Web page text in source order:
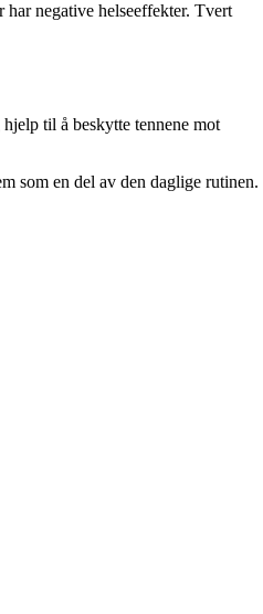
negative helseeffekter. Tvert
til å beskytte tennene mot
som en del av den daglige rutinen.